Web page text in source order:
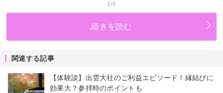
1/6
続きを読む
関連する記事
【体験談】出雲大社のご利益エピソード！縁結びに
効果大？参拝時のポイントも